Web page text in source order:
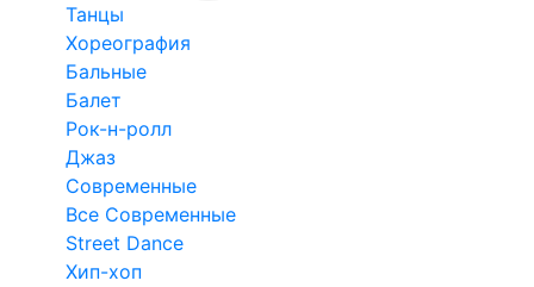
Танцы
Хореография
Бальные
Балет
Рок-н-ролл
Джаз
Современные
Все Современные
Street Dance
Хип-хоп